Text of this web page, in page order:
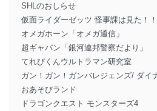
SHLのおしらせ
仮面ライダーゼッツ 怪事課は見た！！
オメガホーン「オメガ通信」
超ギャバン「銀河連邦警察だより」
てれびくんウルトラマン研究室
ガン！ガン！ガンバレジェンズ/ ダイ
おあそびランド
ドラゴンクエスト モンスターズ4